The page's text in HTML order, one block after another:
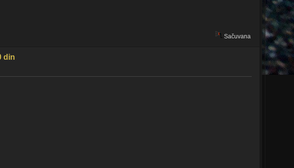
Sačuvana
din